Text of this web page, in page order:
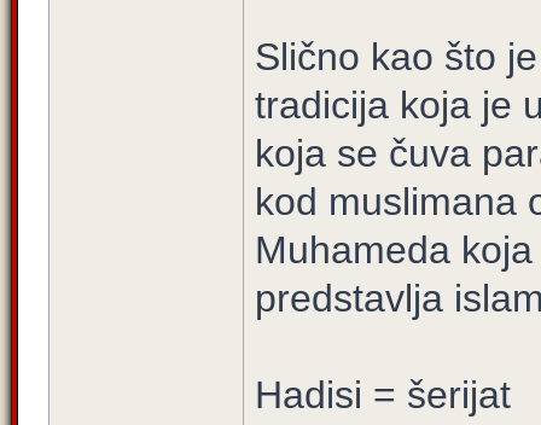
Slično kao što
tradicija koja je
koja se čuva
kod muslimana
Muhameda
predstavlja
Hadisi = šerijat